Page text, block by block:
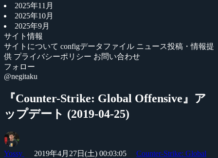
2025年11月
2025年10月
2025年9月
サイト情報
サイトについて configデータファイル ニュース投稿・情報提
供 プライバシーポリシー お問い合わせ
フォロー
@negitaku
『Counter-Strike: Global Offensive』ア
ップデート (2019-04-25)
Yossy 2019年4月27日(土) 00:03:05
Counter-Strike: Global